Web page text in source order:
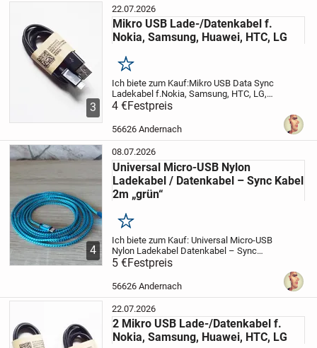
3
22.07.2026
Mikro USB Lade-/Datenkabel f.
Nokia, Samsung, Huawei, HTC, LG
Merken
Ich biete zum Kauf:Mikro USB Data Sync
Ladekabel f.Nokia, Samsung, HTC, LG,
Blackberry Artikelbeschreibung:
diesem Kabel können Sie alle Geräte die
über einen microUSB-Anschluss verfügen
4 €Festpreis
56626 Andernach
4
08.07.2026
Universal Micro-USB Nylon
Ladekabel / Datenkabel – Sync Kabel
2m „grün“
Merken
Ich biete zum Kauf: Universal Micro-USB
Nylon Ladekabel Datenkabel – Sync
Kabel 2,0m „grün“
(siehe Versand Details)
Das micro-USB Daten und Aufladekabel
ist...
5 €Festpreis
56626 Andernach
22.07.2026
2 Mikro USB Lade-/Datenkabel f.
Nokia, Samsung, Huawei, HTC, LG